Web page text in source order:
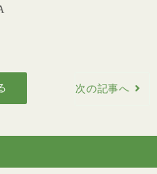
次の記事へ